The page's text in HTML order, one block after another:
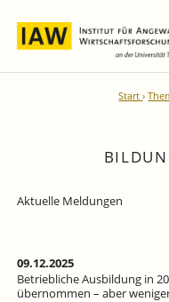
Start
Aktuelle Meldungen
09.12.2025
Betriebliche Ausbildung in
übernommen – aber